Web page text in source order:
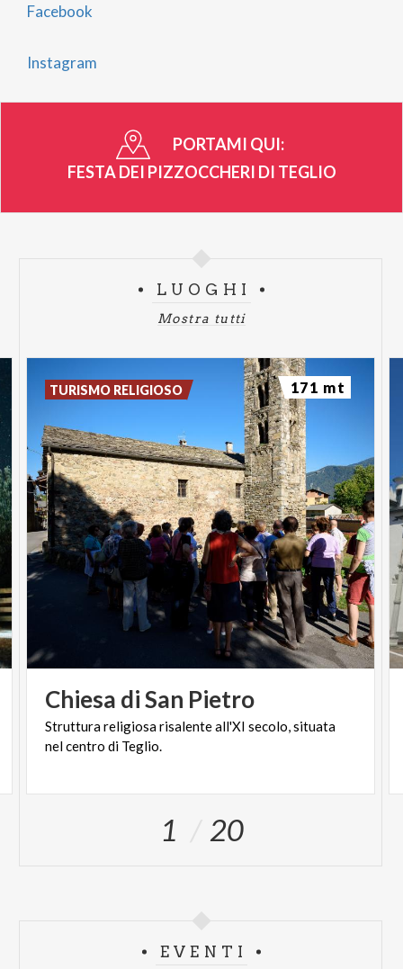
Facebook
Instagram
PORTAMI QUI:
FESTA DEI PIZZOCCHERI DI TEGLIO
LUOGHI
Mostra tutti
Chiesa diSan Pietro
Strutturareligiosarisalenteall'XI secolo, situata
nelcentro di Teglio.
TURISMO RELIGIOSO 171 mt
1 20
EVENTI